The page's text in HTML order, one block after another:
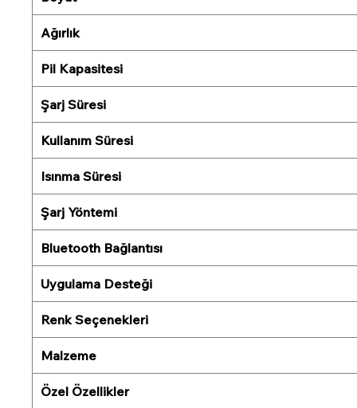
Ağırlık
Pil Kapasitesi
Şarj Süresi
Kullanım Süresi
Isınma Süresi
Şarj Yöntemi
Bluetooth Bağlantısı
Uygulama Desteği
Renk Seçenekleri
Malzeme
Özel Özellikler